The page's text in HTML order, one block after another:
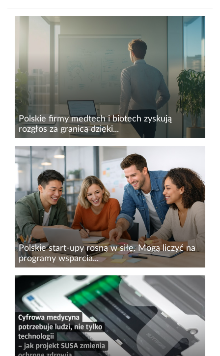
Polskie firmy medtech i biotech zyskują
rozgłos za granicą dzięki...
Rosnący eksport oraz nakłady na działania B+R
– tak wygląda obecnie polski rynek
biotech&nbsp;oraz medtech. Przedsiębiorstwa z
tych sektorów odnoszą sukcesy nie tylko w
Polsce, ale także na rynkach...
Polskie start-upy rosną w siłę. Mogą liczyć na
programy wsparcia...
Polskie start-upy mają potencjał do tego, aby
podbijać zagraniczne rynki – oceniają
przedstawiciele Polskiej Agencji Rozwoju
Przedsiębiorczości. Warunkiem ich rozwoju jest
jednak odpowiednie wsparcie...